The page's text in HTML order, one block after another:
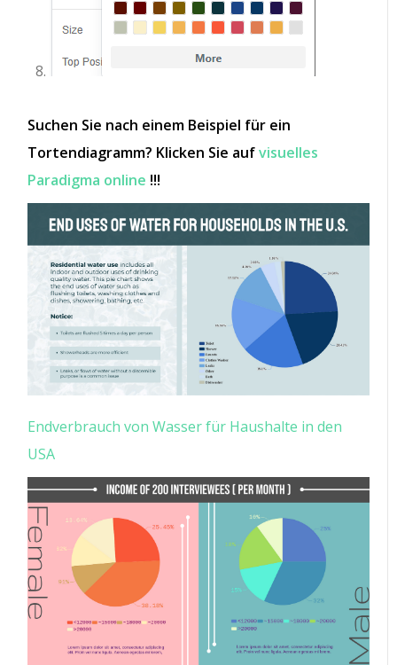
Suchen Sie nach einem Beispiel für ein
Tortendiagramm? Klicken Sie aufvisuelles
Paradigma online !!!
Endverbrauch von Wasser für Haushalte in den
USA